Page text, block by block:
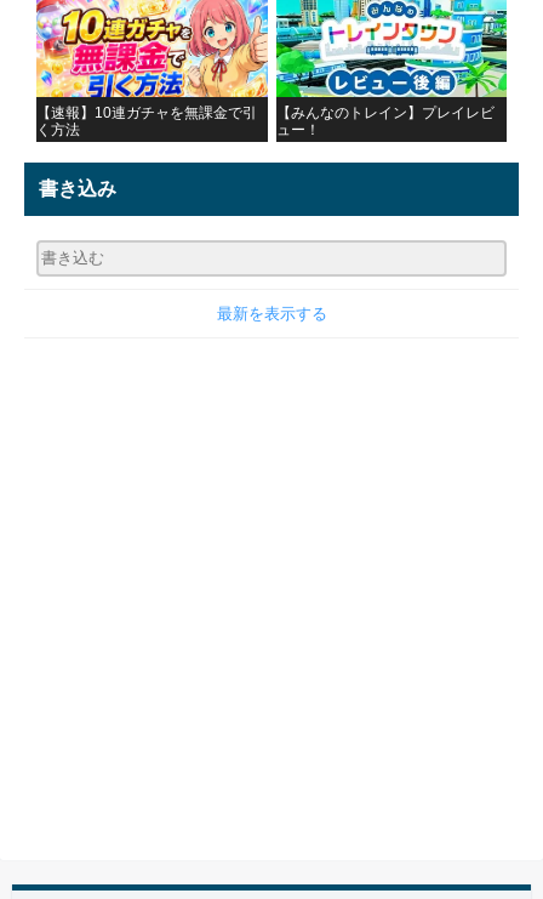
【速報】10連ガチャを無課金で引
く方法
【みんなのトレイン】プレイレビ
ュー！
書き込み
最新を表示する